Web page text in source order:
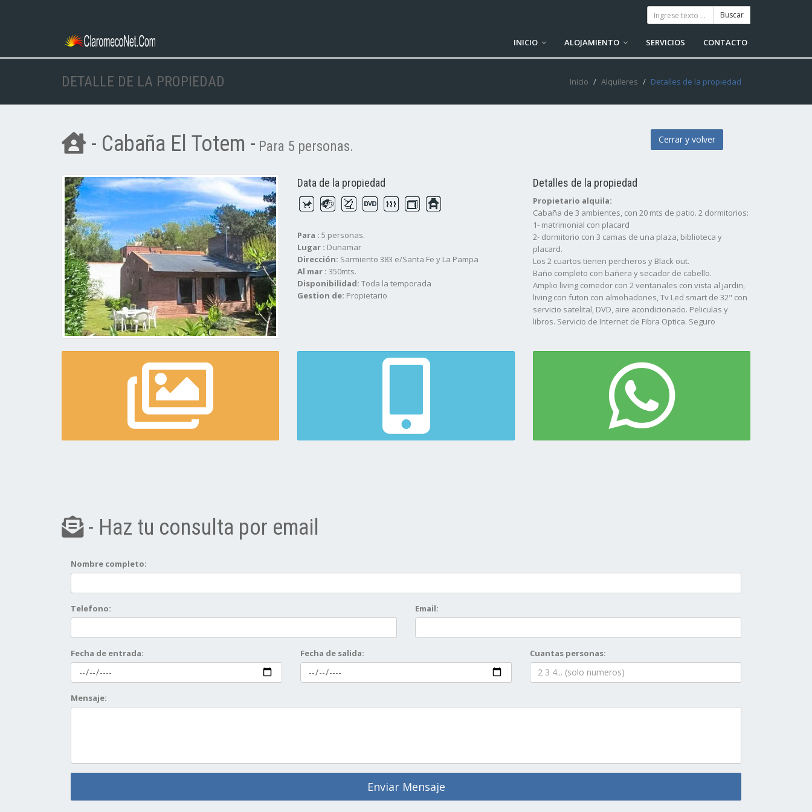
INICIO ALOJAMIENTO SERVICIOS CONTACTO
DETALLE DE LA PROPIEDAD Inicio Alquileres Detalles de la propiedad
- Cabaña El Totem - Para 5 personas. Cerrar y volver
Data de la propiedad
Para : 5 personas.
Lugar : Dunamar
Dirección: Sarmiento 383 e/Santa Fe y La Pampa
Al mar : 350mts.
Disponibilidad: Toda la temporada
Gestion de: Propietario
Detalles de la propiedad
Propietario alquila:
Cabaña de 3 ambientes, con 20 mts de patio. 2 dormitorios:
1- matrimonial con placard
2- dormitorio con 3 camas de una plaza, biblioteca y
placard.
Los 2 cuartos tienen percheros y Black out.
Baño completo con bañera y secador de cabello.
Amplio living comedor con 2 ventanales con vista al jardin,
living con futon con almohadones, Tv Led smart de 32" con
servicio satelital, DVD, aire acondicionado. Peliculas y
libros. Servicio de Internet de Fibra Optica. Seguro
cacerolas a estrenar, Pochoclera. Patio con parrilla y ducha
playera, entrada de auto, espacio para cuatriciclo, juego de
mesa con 6 sillas con sombrilla grande. Frapera de patio.
Se aceptan mascotas.
- Haz tu consulta por email
Nombre completo:
Telefono: Email:
Fecha de entrada: Fecha de salida: Cuantas personas:
Mensaje:
Enviar Mensaje